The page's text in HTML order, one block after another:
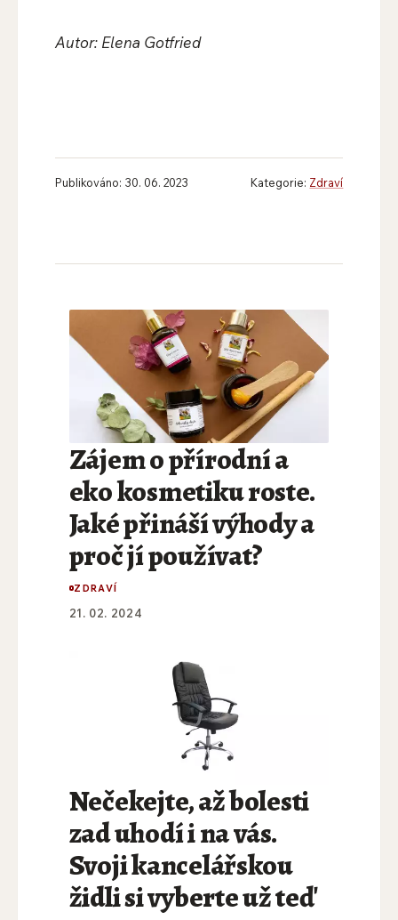
Autor: Elena Gotfried
Publikováno: 30. 06. 2023 Kategorie: Zdraví
Zájem o přírodní a
eko kosmetiku roste.
Jaké přináší výhody a
proč jí používat?
ZDRAVÍ
21. 02. 2024
Nečekejte, až bolesti
zad uhodí i na vás.
Svoji kancelářskou
židli si vyberte už teď